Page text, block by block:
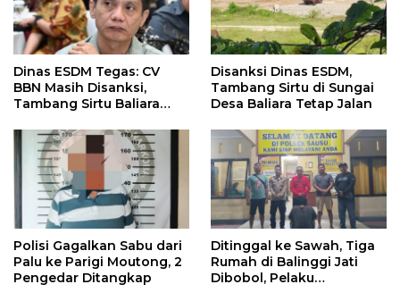
Dinas ESDM Tegas: CV
BBN Masih Disanksi,
Tambang Sirtu Baliara
Disanksi Dinas ESDM,
Tambang Sirtu di Sungai
Desa Baliara Tetap Jalan
Polisi Gagalkan Sabu dari
Palu ke Parigi Moutong, 2
Pengedar Ditangkap
Ditinggal ke Sawah, Tiga
Rumah di Balinggi Jati
Dibobol, Pelaku